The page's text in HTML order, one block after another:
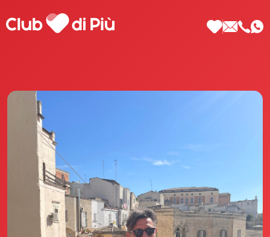
Scopri Club di Più
Le testimonianze Club di Più
La fondatrice Valeria Pilla
Annunci Donne